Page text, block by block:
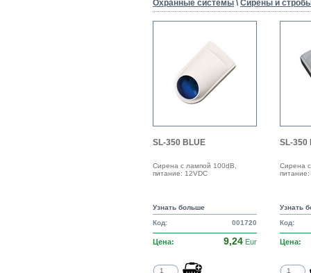
Охранные системы \ Сирены и
SL-350 BLUE
Сирена с лампой 100dB,
питание: 12VDC
Узнать больше
Код:
001720
Цена: 9,24 Eur
SL-350
Сирена
Узнать
Код:
Цена: